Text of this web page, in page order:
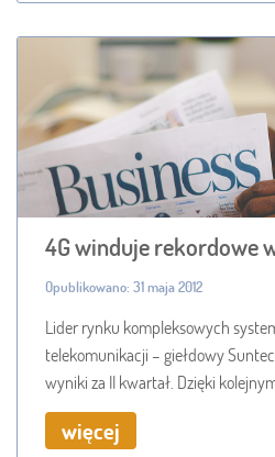
4G winduje rekordowe
Opublikowano: 31 maja 2012
Lider rynku kompleksowych
telekomunikacji – giełdowy
wyniki za II kwartał. Dzięki
więcej